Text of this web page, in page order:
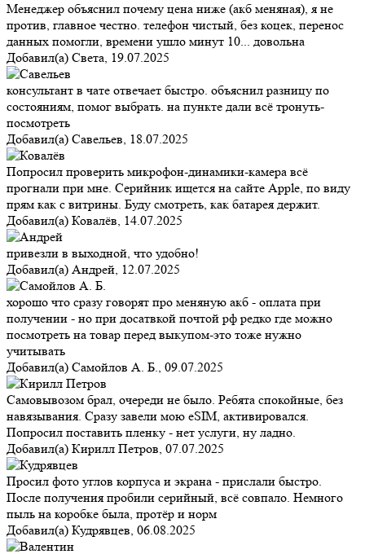
Менеджер объяснил почему цена ниже (акб меняная), я не
против, главное честно. телефон чистый, без коцек, перенос
данных помогли, времени ушло минут 10... довольна
Добавил(а) Света, 19.07.2025
консультант в чате отвечает быстро. объяснил разницу по
состояниям, помог выбрать. на пункте дали всё тронуть-
посмотреть
Добавил(а) Савельев, 18.07.2025
Попросил проверить микрофон-динамики-камера всё
прогнали при мне. Серийник ищется на сайте Apple, по виду
прям как с витрины. Буду смотреть, как батарея держит.
Добавил(а) Ковалёв, 14.07.2025
привезли в выходной, что удобно!
Добавил(а) Андрей, 12.07.2025
хорошо что сразу говорят про меняную акб - оплата при
получении - но при досатвкой почтой рф редко где можно
посмотреть на товар перед выкупом-это тоже нужно
учитывать
Добавил(а) Самойлов А. Б., 09.07.2025
Самовывозом брал, очереди не было. Ребята спокойные, без
навязывания. Сразу завели мою eSIM, активировался.
Попросил поставить пленку - нет услуги, ну ладно.
Добавил(а) Кирилл Петров, 07.07.2025
Просил фото углов корпуса и экрана - прислали быстро.
После получения пробили серийный, всё совпало. Немного
пыль на коробке была, протёр и норм
Добавил(а) Кудрявцев, 06.08.2025